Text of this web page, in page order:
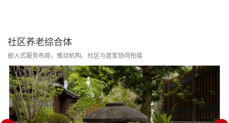
社区养老综合体
嵌入式服务布局，推动机构、社区与居家协同衔接